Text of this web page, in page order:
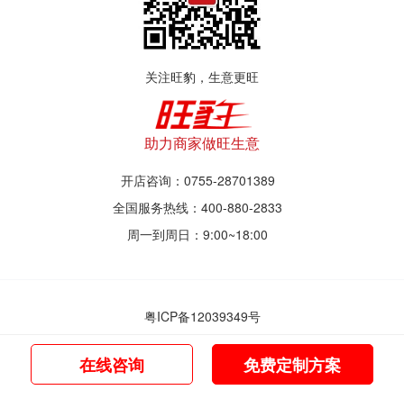
关注旺豹，生意更旺
助力商家做旺生意
开店咨询：0755-28701389
全国服务热线：400-880-2833
周一到周日：9:00~18:00
粤ICP备12039349号
© 2017~2021 深圳市旺豹智能商业服务有限公司
在线咨询 免费定制方案